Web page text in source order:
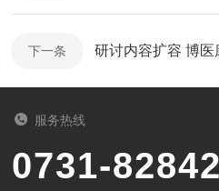
下一条
服务热线
0731-